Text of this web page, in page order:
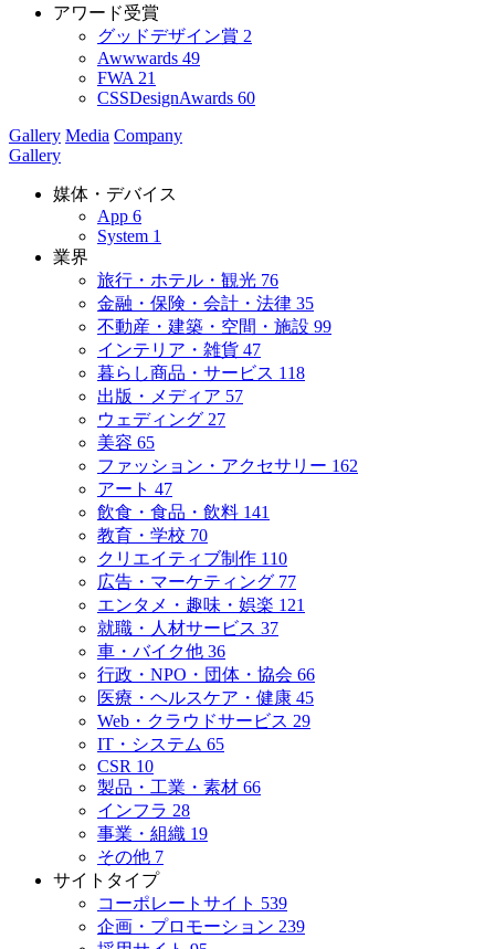
アワード受賞
グッドデザイン賞 2
Awwwards 49
FWA 21
CSSDesignAwards 60
Gallery Media Company
Gallery
媒体・デバイス
App 6
System 1
業界
旅行・ホテル・観光 76
金融・保険・会計・法律 35
不動産・建築・空間・施設 99
インテリア・雑貨 47
暮らし商品・サービス 118
出版・メディア 57
ウェディング 27
美容 65
ファッション・アクセサリー 162
アート 47
飲食・食品・飲料 141
教育・学校 70
クリエイティブ制作 110
広告・マーケティング 77
エンタメ・趣味・娯楽 121
就職・人材サービス 37
車・バイク他 36
行政・NPO・団体・協会 66
医療・ヘルスケア・健康 45
Web・クラウドサービス 29
IT・システム 65
CSR 10
製品・工業・素材 66
インフラ 28
事業・組織 19
その他 7
サイトタイプ
コーポレートサイト 539
企画・プロモーション 239